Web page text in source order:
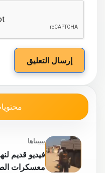
إرسال التعليق
يبيبناها
فيديو قديم
معسكرات